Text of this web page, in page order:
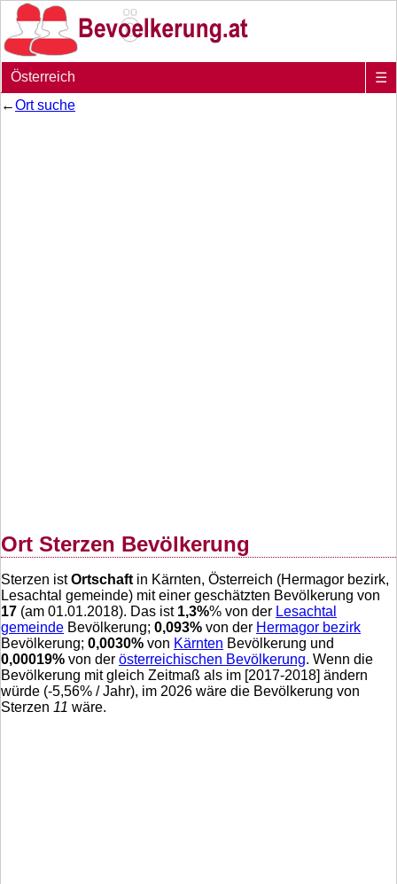
Österreich
☰
←Ort suche
Ort Sterzen Bevölkerung
Sterzen istOrtschaft in Kärnten, Österreich (Hermagor bezirk,
Lesachtal gemeinde) mit einer geschätzten Bevölkerung von
17 (am 01.01.2018). Das ist 1,3%% von der Lesachtal
gemeinde Bevölkerung; 0,093% von der Hermagor bezirk
Bevölkerung; 0,0030% von Kärnten Bevölkerung und
0,00019% von der österreichischen Bevölkerung. Wenn die
Bevölkerung mit gleich Zeitmaß als im [2017-2018] ändern
würde (-5,56% / Jahr), im 2026 wäre die Bevölkerung von
Sterzen 11 wäre.